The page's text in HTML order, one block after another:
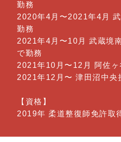
勤務
2020年4月〜2021年4月
勤務
2021年4月〜10月 武蔵境
で勤務
2021年10月〜12月 阿佐ヶ
2021年12月〜 津田沼中央
【資格】
2019年 柔道整復師免許取